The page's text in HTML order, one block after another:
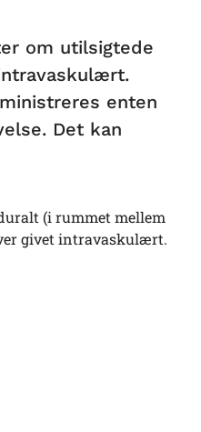
om utilsigtede
enten
Det kan
(i rummet mellem
givet intravaskulært.